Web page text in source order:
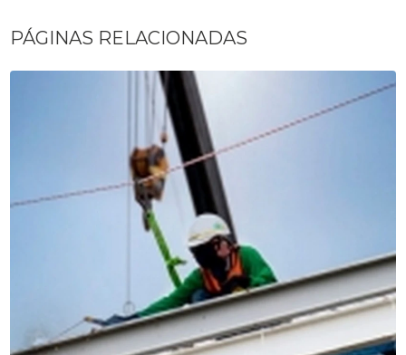
PÁGINAS RELACIONADAS